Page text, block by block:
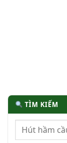
TÌM KIẾM